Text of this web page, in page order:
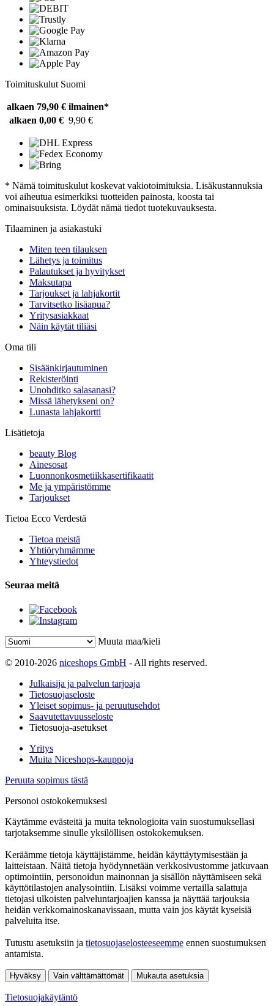
Toimituskulut Suomi
alkaen 79,90 € ilmainen*
alkaen 0,00 € 9,90 €
* Nämä toimituskulut koskevat vakiotoimituksia. Lisäkustannuksia
voi aiheutua esimerkiksi tuotteiden painosta, koosta tai
ominaisuuksista. Löydät nämä tiedot tuotekuvauksesta.
Tilaaminen ja asiakastuki
Miten teen tilauksen
Lähetys ja toimitus
Palautukset ja hyvitykset
Maksutapa
Tarjoukset ja lahjakortit
Tarvitsetko lisäapua?
Yritysasiakkaat
Näin käytät tiliäsi
Oma tili
Sisäänkirjautuminen
Rekisteröinti
Unohditko salasanasi?
Missä lähetykseni on?
Lunasta lahjakortti
Lisätietoja
beauty Blog
Ainesosat
Luonnonkosmetiikkasertifikaatit
Me ja ympäristömme
Tarjoukset
Tietoa Ecco Verdestä
Tietoa meistä
Yhtiöryhmämme
Yhteystiedot
Seuraa meitä
Muuta maa/kieli
© 2010-2026 niceshops GmbH - All rights reserved.
Julkaisija ja palvelun tarjoaja
Tietosuojaseloste
Yleiset sopimus- ja peruutusehdot
Saavutettavuusseloste
Tietosuoja-asetukset
Yritys
Muita Niceshops-kauppoja
Peruuta sopimus tästä
Personoi ostokokemuksesi
Käytämme evästeitä ja muita teknologioita vain suostumuksellasi
tarjotaksemme sinulle yksilöllisen ostokokemuksen.
Keräämme tietoja käyttäjistämme, heidän käyttäytymisestään ja
laitteistaan. Näitä tietoja hyödynnetään verkkosivustomme jatkuvaan
optimointiin, personoidun mainonnan ja sisällön näyttämiseen sekä
käyttötilastojen analysointiin. Lisäksi voimme vertailla salattuja
tietojasi ulkoisten palveluntarjoajien kanssa ja näyttää tarjouksia
heidän verkkomainoskanavissaan, mutta vain jos käytät kyseisiä
palveluita itse.
Tutustu asetuksiin ja tietosuojaselosteeseemme ennen suostumuksen
antamista.
Hyväksy Vain välttämättömät Mukauta asetuksia
Tietosuojakäytäntö